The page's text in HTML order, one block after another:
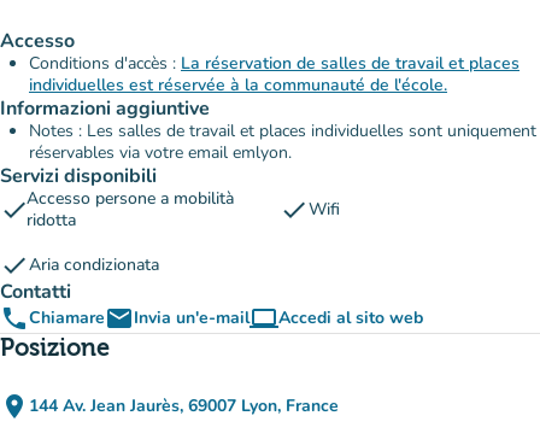
Accesso
Conditions d'accès : La réservation de salles de travail et places
individuelles est réservée à la communauté de l'école.
Informazioni aggiuntive
Notes : Les salles de travail et places individuelles sont uniquement
réservables via votre email emlyon.
Servizi disponibili
checkAccesso persone a mobilità
ridotta
checkWifi
checkAria condizionata
Contatti
phoneChiamareemailInvia un'e-mailcomputerAccedi al sito web
(nuova scheda)
Posizione
place 144 Av. Jean Jaurès, 69007 Lyon, France
(apri in Google Maps)
(nuova scheda)